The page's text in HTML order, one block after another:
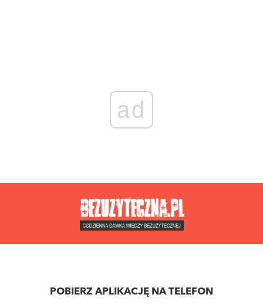
ad
POBIERZ APLIKACJĘ NA TELEFON